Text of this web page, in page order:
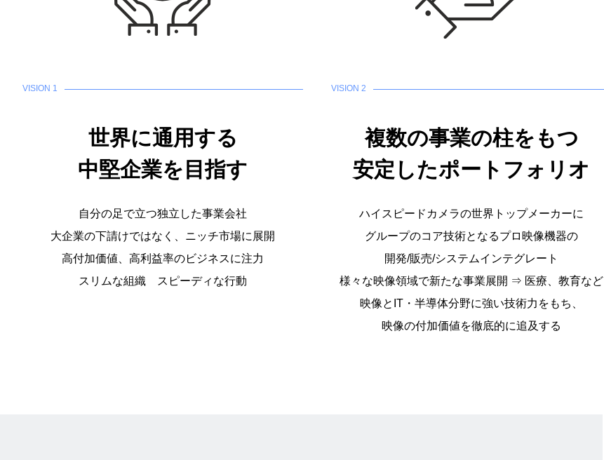
VISION 1
世界に通用する
中堅企業を目指す
自分の足で立つ独立した事業会社
大企業の下請けではなく、ニッチ市場に展開
高付加価値、高利益率のビジネスに注力
スリムな組織 スピーディな行動
VISION 2
複数の事業の柱をもつ
安定したポートフォリオ
ハイスピードカメラの世界トップメーカーに
グループのコア技術となるプロ映像機器の
開発/販売/システムインテグレート
様々な映像領域で新たな事業展開 ⇒ 医療、教育など
映像とIT・半導体分野に強い技術力をもち、
映像の付加価値を徹底的に追及する